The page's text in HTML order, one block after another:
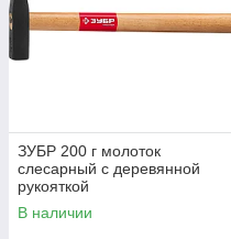
ЗУБР 200 г молоток
слесарный с деревянной
рукояткой
В наличии